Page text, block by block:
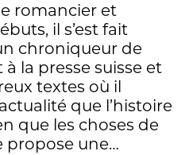
romancier et
il s’est fait
chroniqueur de
la presse suisse et
textes où il
que l’histoire
que les choses de
propose une…